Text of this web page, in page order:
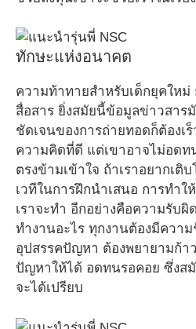
ทักษะแห่งอนาคต
ความท้าทายสำหรับเด็กยุคใหม่
สื่อสาร ยิ่งสมัยนี้ข้อมูลข่าวสาร
ชัดเจนของการถ่ายทอดก็ต้องเ
ความคิดที่ดี แต่เขาอาจไม่อดท
ตรงข้ามเข้าใจ ถ้าเราอยากเ
เวทีในการฝึกนำเสนอ การทำใ
เราจะทำ อีกอย่างคือความรับ
ทำงานอะไร ทุกงานต้องมีความ
อุปสรรคปัญหา ต้องพยายามก้า
ปัญหาให้ได้ อดทนรอคอย ซึ่งส
จะได้เปรียบ